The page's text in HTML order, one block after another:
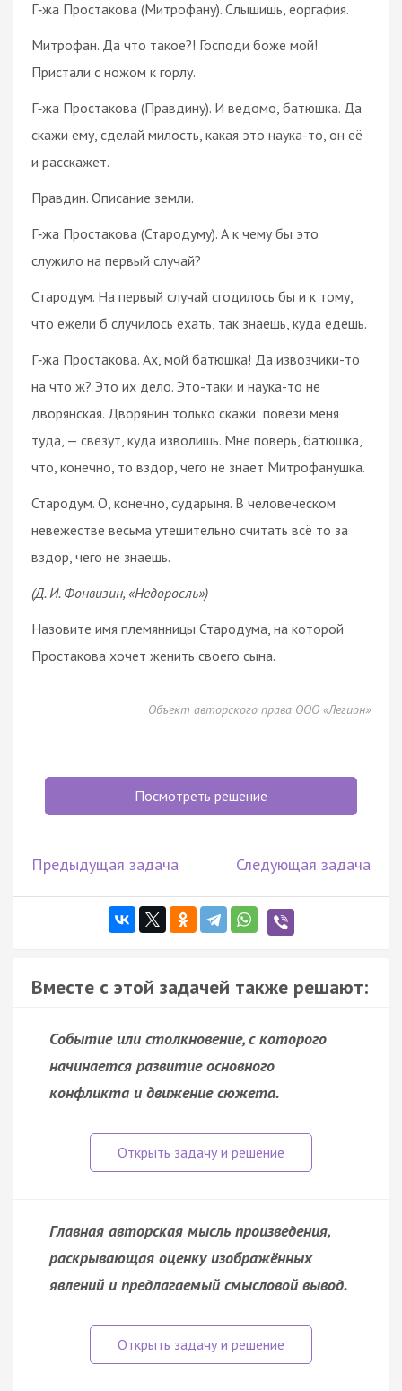
Г‑жа Простакова (Митрофану). Слышишь, еоргафия.
Митрофан. Да что такое?! Господи боже мой!
Пристали с ножом к горлу.
Г‑жа Простакова (Правдину). И ведомо, батюшка. Да
скажи ему, сделай милость, какая это наука-то, он её
и расскажет.
Правдин. Описание земли.
Г‑жа Простакова (Стародуму). А к чему бы это
служило на первый случай?
Стародум. На первый случай сгодилось бы и к тому,
что ежели б случилось ехать, так знаешь, куда едешь.
Г‑жа Простакова. Ах, мой батюшка! Да извозчики-то
на что ж? Это их дело. Это-таки и наука-то не
дворянская. Дворянин только скажи: повези меня
туда, — свезут, куда изволишь. Мне поверь, батюшка,
что, конечно, то вздор, чего не знает Митрофанушка.
Стародум. О, конечно, сударыня. В человеческом
невежестве весьма утешительно считать всё то за
вздор, чего не знаешь.
(Д. И. Фонвизин, «Недоросль»)
Назовите имя племянницы Стародума, на которой
Простакова хочет женить своего сына.
Объект авторского права ООО «Легион»
Посмотреть решение
Предыдущая задача Следующая задача
Вместе с этой задачей также решают:
Событие или столкновение, с которого
начинается развитие основного
конфликта и движение сюжета.
Главная авторская мысль произведения,
раскрывающая оценку изображённых
явлений и предлагаемый смысловой вывод.